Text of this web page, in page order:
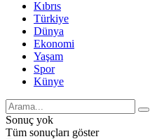
Kıbrıs
Türkiye
Dünya
Ekonomi
Yaşam
Spor
Künye
Sonuç yok
Tüm sonuçları göster